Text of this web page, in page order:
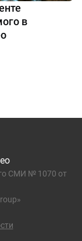
в
СМИ № 1070 от